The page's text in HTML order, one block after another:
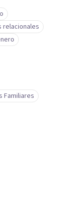
relacionales
Familiares